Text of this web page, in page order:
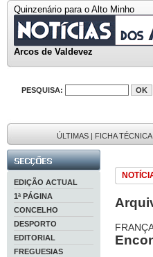
Quinzenário para o Alto Minho
Arcos de Valdevez
PESQUISA:
ÚLTIMAS | FICHA TÉCNICA
EDIÇÃO ACTUAL
1ª PÁGINA
CONCELHO
DESPORTO
EDITORIAL
FREGUESIAS